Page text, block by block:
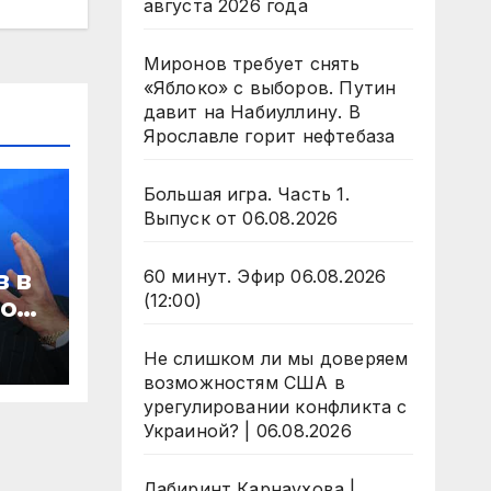
в
августа 2026 года
Миронов требует снять
«Яблоко» с выборов. Путин
давит на Набиуллину. В
Ярославле горит нефтебаза
Большая игра. Часть 1.
Выпуск от 06.08.2026
60 минут. Эфир 06.08.2026
(12:00)
Не слишком ли мы доверяем
возможностям США в
урегулировании конфликта с
Украиной? | 06.08.2026